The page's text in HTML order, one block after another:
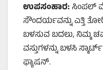
ಉಪಸಂಹಾರ:ಸಿಂಪಲ್
ಸೌಂದರ್ಯವನ್ನು ಎತ್ತಿ
ಬಳಸುವ ಬದಲು, ನಿಮ್ಮ
ವಸ್ತುಗಳನ್ನು ಬಳಸಿ
ಫ್ಯಾಷನ್.